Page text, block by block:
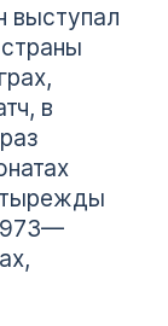
выступал
в